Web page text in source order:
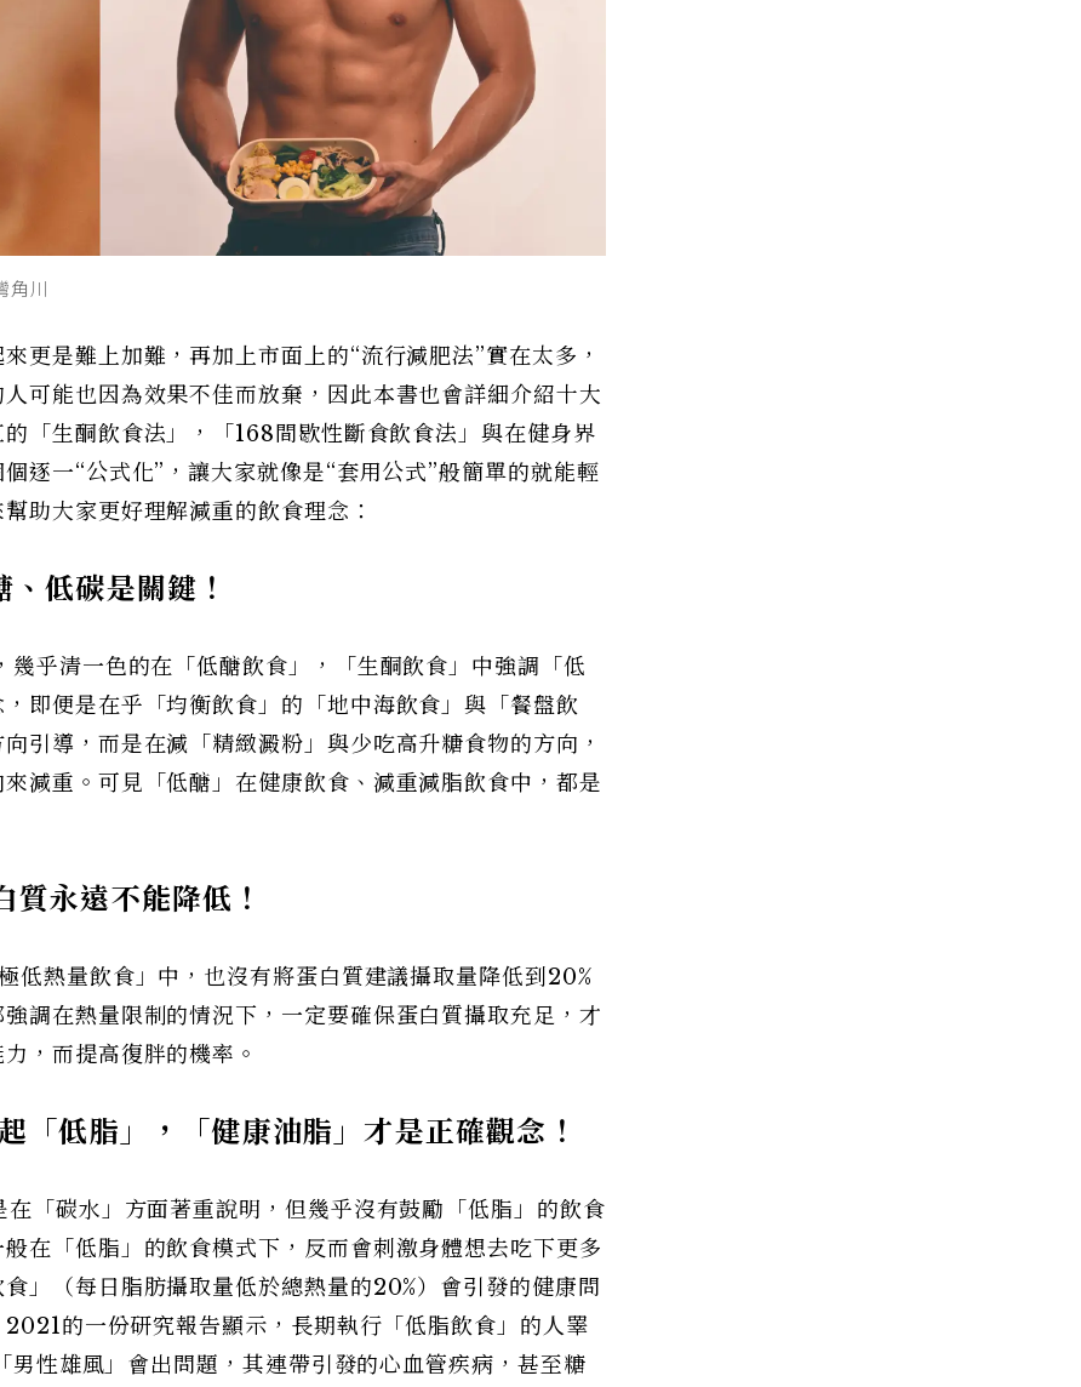
川
更是難上加難，再加上市面上的“流行減肥法”實在太多，
可能也因為效果不佳而放棄，因此本書也會詳細介紹十大
「生酮飲食法」，「168間歇性斷食飲食法」與在健身界
逐一“公式化”，讓大家就像是“套用公式”般簡單的就能輕
助大家更好理解減重的飲食理念：
、低碳是關鍵！
乎清一色的在「低醣飲食」，「生酮飲食」中強調「低
即便是在乎「均衡飲食」的「地中海飲食」與「餐盤飲
引導，而是在減「精緻澱粉」與少吃高升糖食物的方向，
減重。可見「低醣」在健康飲食、減重減脂飲食中，都是
質永遠不能降低！
低熱量飲食」中，也沒有將蛋白質建議攝取量降低到20%
調在熱量限制的情況下，一定要確保蛋白質攝取充足，才
，而提高復胖的機率。
「低脂」，「健康油脂」才是正確觀念！
「碳水」方面著重說明，但幾乎沒有鼓勵「低脂」的飲食
在「低脂」的飲食模式下，反而會刺激身體想去吃下更多
」（每日脂肪攝取量低於總熱量的20%）會引發的健康問
的一份研究報告顯示，長期執行「低脂飲食」的人睪
男性雄風」會出問題，其連帶引發的心血管疾病，甚至糖